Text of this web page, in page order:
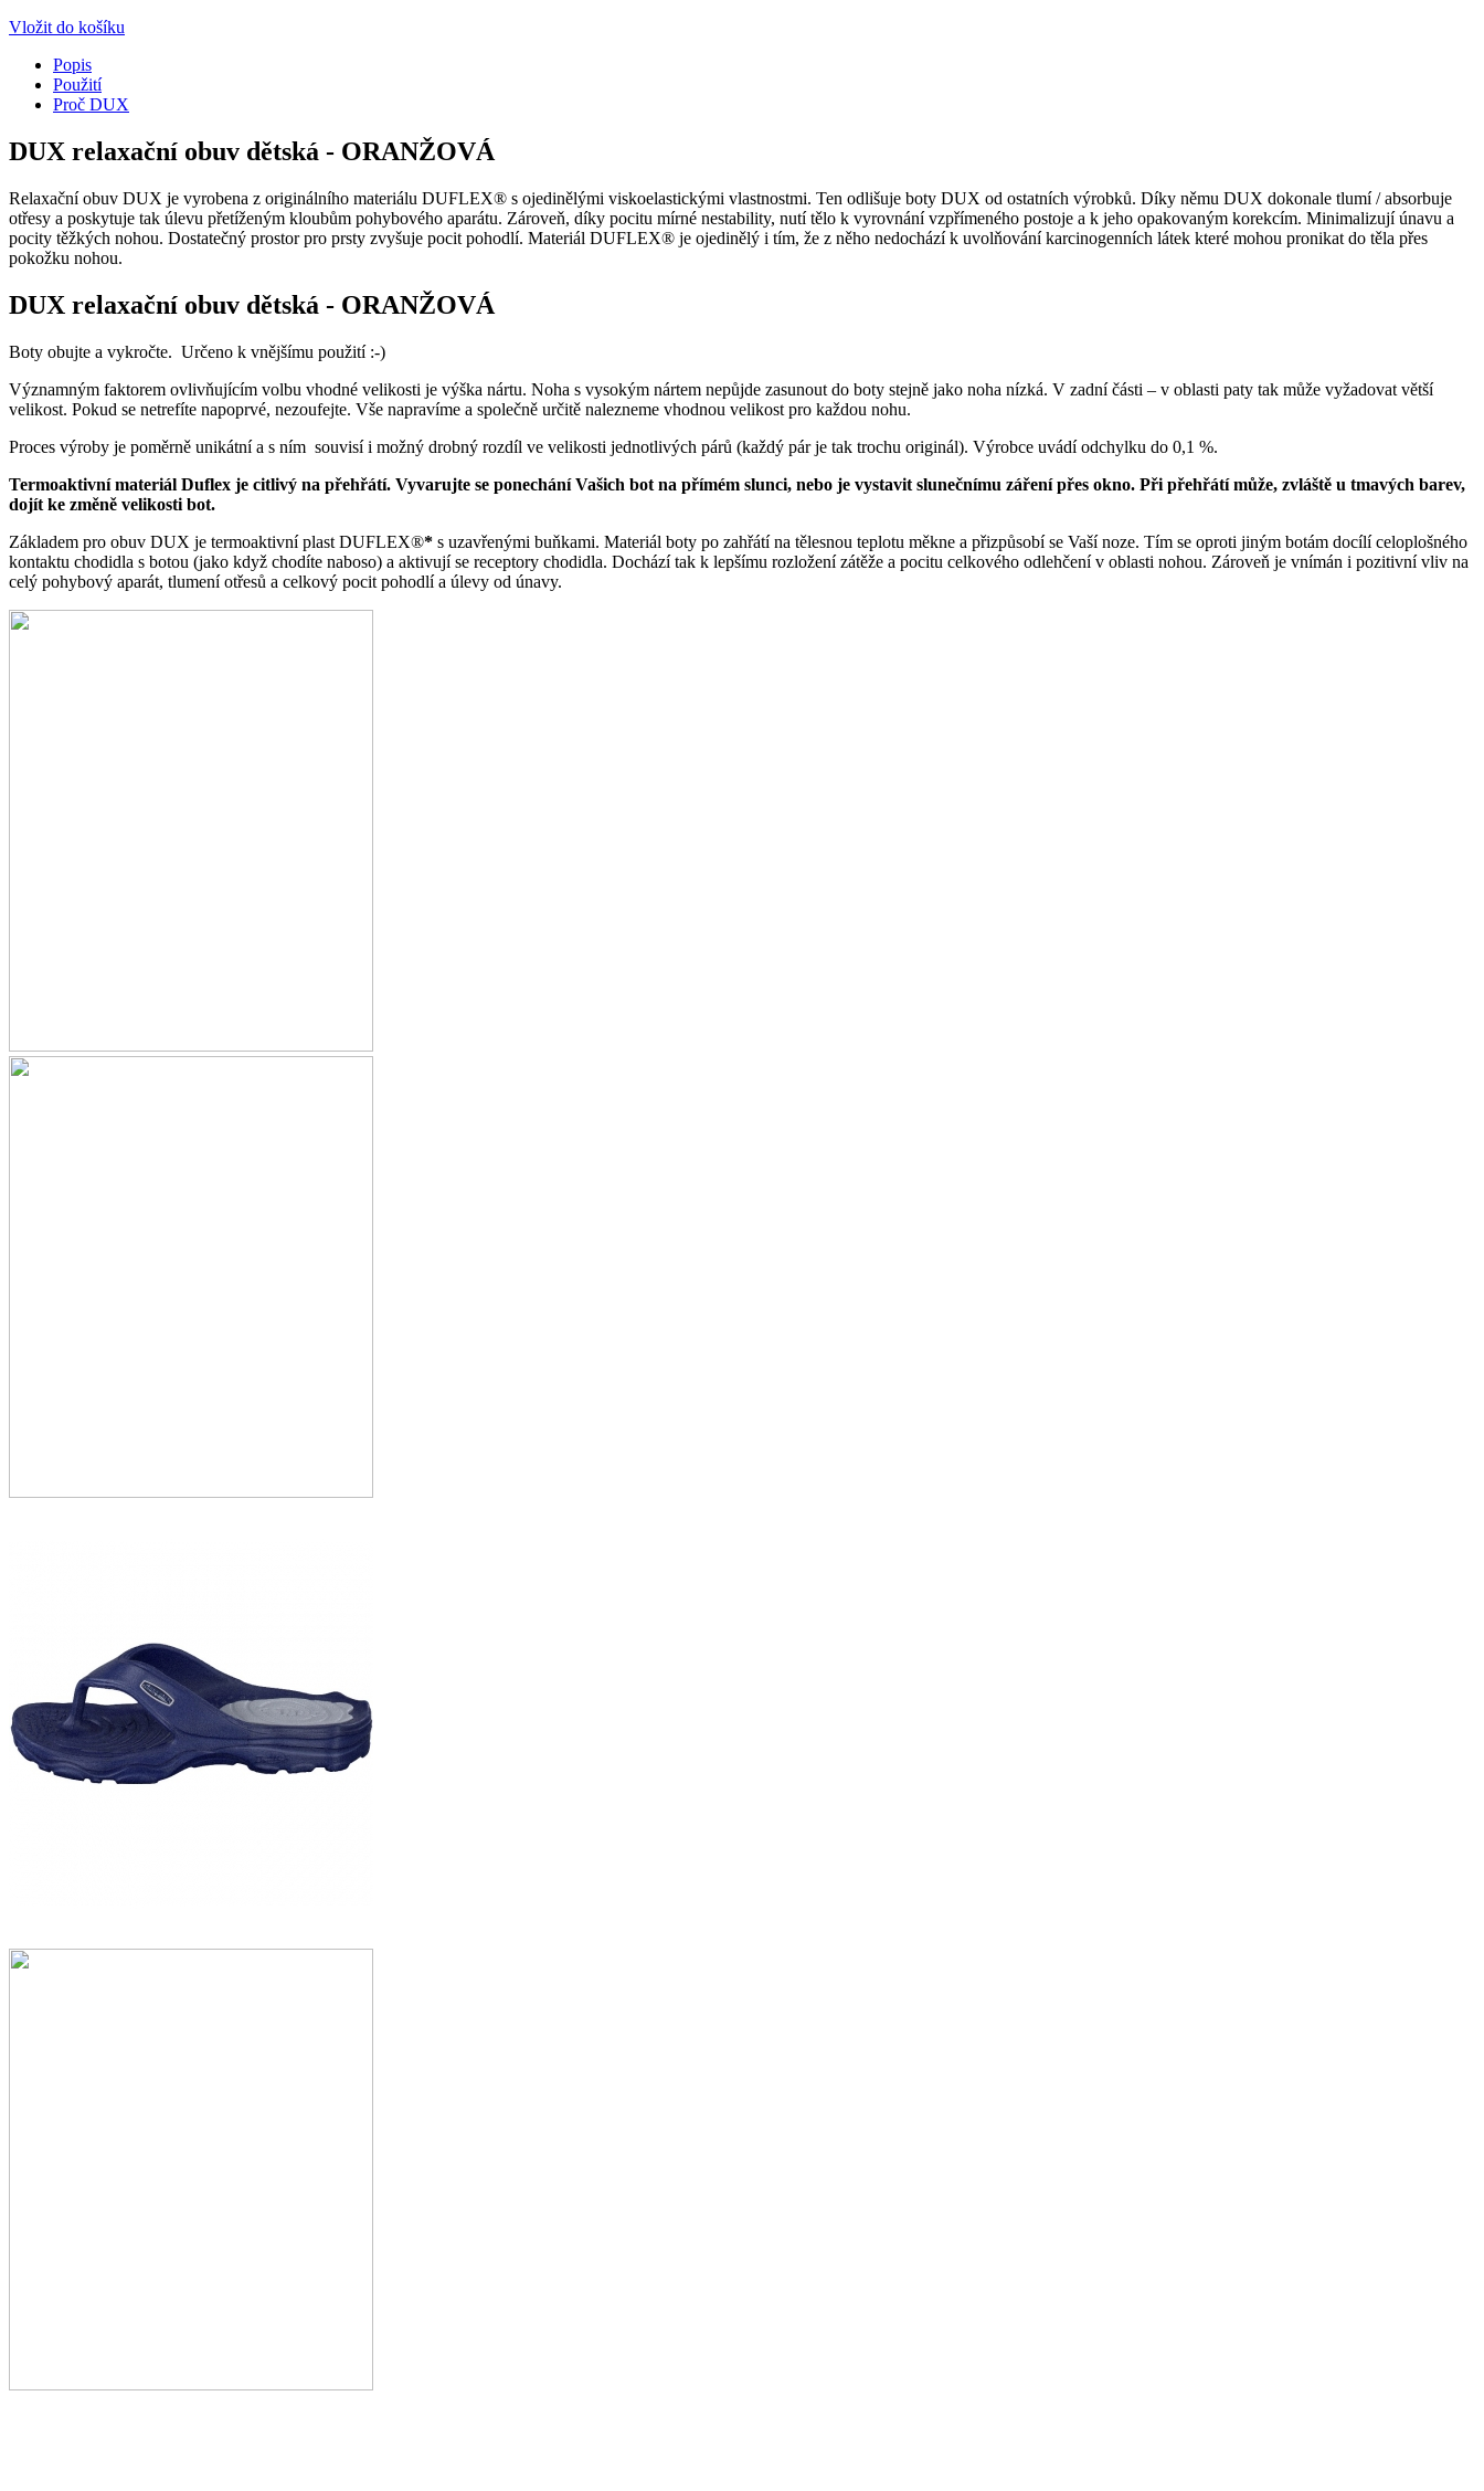
Vložit do košíku
Popis
Použití
Proč DUX
DUX relaxační obuv dětská - ORANŽOVÁ
Relaxační obuv DUX je vyrobena z originálního materiálu DUFLEX® s ojedinělými viskoelastickými vlastnostmi. Ten odlišuje boty DUX od ostatních výrobků. Díky němu DUX dokonale tlumí / absorbuje
otřesy a poskytuje tak úlevu přetíženým kloubům pohybového aparátu. Zároveň, díky pocitu mírné nestability, nutí tělo k vyrovnání vzpřímeného postoje a k jeho opakovaným korekcím. Minimalizují únavu a
pocity těžkých nohou. Dostatečný prostor pro prsty zvyšuje pocit pohodlí. Materiál DUFLEX® je ojedinělý i tím, že z něho nedochází k uvolňování karcinogenních látek které mohou pronikat do těla přes
pokožku nohou.
DUX relaxační obuv dětská - ORANŽOVÁ
Boty obujte a vykročte. Určeno k vnějšímu použití :-)
Významným faktorem ovlivňujícím volbu vhodné velikosti je výška nártu. Noha s vysokým nártem nepůjde zasunout do boty stejně jako noha nízká. V zadní části – v oblasti paty tak může vyžadovat větší
velikost. Pokud se netrefíte napoprvé, nezoufejte. Vše napravíme a společně určitě nalezneme vhodnou velikost pro každou nohu.
Proces výroby je poměrně unikátní a s ním souvisí i možný drobný rozdíl ve velikosti jednotlivých párů (každý pár je tak trochu originál). Výrobce uvádí odchylku do 0,1 %.
Termoaktivní materiál Duflex je citlivý na přehřátí. Vyvarujte se ponechání Vašich bot na přímém slunci, nebo je vystavit slunečnímu záření přes okno. Při přehřátí může, zvláště u tmavých barev,
dojít ke změně velikosti bot.
Základem pro obuv DUX je termoaktivní plast DUFLEX®* s uzavřenými buňkami. Materiál boty po zahřátí na tělesnou teplotu měkne a přizpůsobí se Vaší noze. Tím se oproti jiným botám docílí celoplošného
kontaktu chodidla s botou (jako když chodíte naboso) a aktivují se receptory chodidla. Dochází tak k lepšímu rozložení zátěže a pocitu celkového odlehčení v oblasti nohou. Zároveň je vnímán i pozitivní vliv na
celý pohybový aparát, tlumení otřesů a celkový pocit pohodlí a úlevy od únavy.